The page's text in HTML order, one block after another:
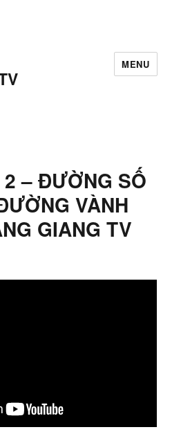
MENU
– ĐƯỜNG SỐ
VÀNH
GIANG TV